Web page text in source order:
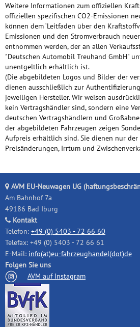
Weitere Informationen zum offiziellen
offiziellen spezifischen CO2-Emissionen
können dem ‘Leitfaden über den
Emissionen und den Stromverbrauch
entnommen werden, der an allen
"Deutschen Automobil Treuhand GmbH"
unentgeltlich erhältlich ist.
(Die abgebildeten Logos und Bilder der
dienen ausschließlich zur
jeweiligen Hersteller. Wir weisen
kein Vertragshändler sind, sondern eine
deutschen Vertragshändlern und
der abgebildeten Fahrzeugen zeigen
Aufpreis erhältlich sind. Sie dienen nur
Preisänderungen, Irrtum und
AVM EU-Neuwagen UG
Am Bahnhof 7a
49186 Bad Iburg
Kontakt
Telefon: +49 (0) 5403 - 72 66 60
Telefax: +49 (0) 5403 - 72 66 61
E-Mail: info(at)eu-fahrzeughandel(dot)de
Folgen Sie uns
AVM auf Instagram